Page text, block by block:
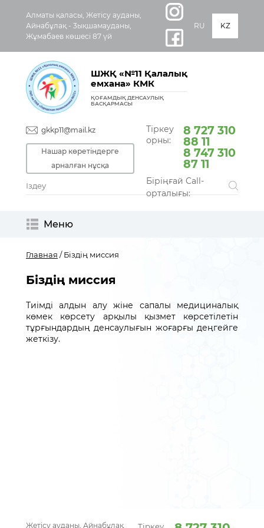
Алматы қаласы, Жетісу ауданы,
Айнабұлақ - 3ықшамауданы,
Жұмабаев көшесі 87 үй
RU KZ
ШЖҚ «№11 Қалалық
емхана» КМК
ҚОҒАМДЫҚ ДЕНСАУЛЫҚ
БАСҚАРМАСЫ
gkkp11@mail.kz
Нашар көретіндерге
арналған нұсқа
Тіркеу
орны:
8 727 310
88 11
8 747 310
87 11
Біріңғай Call-
орталығы:
Меню
Главная / Біздің миссия
Біздің миссия
Тиімді алдын алу жіне сапалы медициналық
көмек көрсету арқылы қызмет көрсетілетін
тұрғындардың денсаулығын жоғарғы деңгейге
жеткізу.
Жетісу ауданы, Айнабұлақ